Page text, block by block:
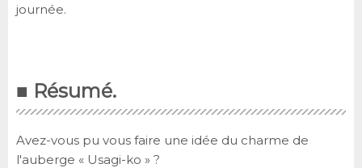
journée.
■ Résumé.
Avez-vous pu vous faire une idée du charme de
l'auberge « Usagi-ko » ?